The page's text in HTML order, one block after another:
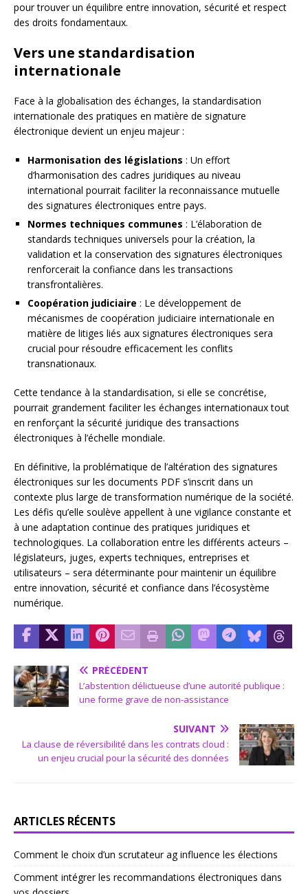
pour trouver un équilibre entre innovation, sécurité et respect
des droits fondamentaux.
Vers une standardisation
internationale
Face à la globalisation des échanges, la standardisation
internationale des pratiques en matière de signature
électronique devient un enjeu majeur :
Harmonisation des législations : Un effort
d’harmonisation des cadres juridiques au niveau
international pourrait faciliter la reconnaissance mutuelle
des signatures électroniques entre pays.
Normes techniques communes : L’élaboration de
standards techniques universels pour la création, la
validation et la conservation des signatures électroniques
renforcerait la confiance dans les transactions
transfrontalières.
Coopération judiciaire : Le développement de
mécanismes de coopération judiciaire internationale en
matière de litiges liés aux signatures électroniques sera
crucial pour résoudre efficacement les conflits
transnationaux.
Cette tendance à la standardisation, si elle se concrétise,
pourrait grandement faciliter les échanges internationaux tout
en renforçant la sécurité juridique des transactions
électroniques à l’échelle mondiale.
En définitive, la problématique de l’altération des signatures
électroniques sur les documents PDF s’inscrit dans un
contexte plus large de transformation numérique de la société.
Les défis qu’elle soulève appellent à une vigilance constante et
à une adaptation continue des pratiques juridiques et
technologiques. La collaboration entre les différents acteurs –
législateurs, juges, experts techniques, entreprises et
utilisateurs – sera déterminante pour maintenir un équilibre
entre innovation, sécurité et confiance dans l’écosystème
numérique.
PRÉCÉDENT
L’abstention délictueuse d’une autorité publique :
une forme grave de non-assistance
SUIVANT
La clause de réversibilité dans les contrats cloud :
un enjeu crucial pour la sécurité des données
ARTICLES RÉCENTS
Comment le choix d’un scrutateur ag influence les élections
Comment intégrer les recommandations électroniques dans